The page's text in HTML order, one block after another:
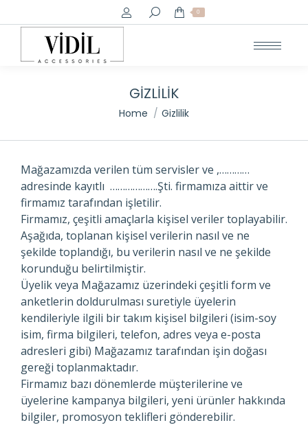
Search: 0
GIZLILIK
You are here:
Home Gizlilik
Mağazamızda verilen tüm servisler ve ,…………
adresinde kayıtlı ……………….Şti. firmamıza aittir ve
firmamız tarafından işletilir.
Firmamız, çeşitli amaçlarla kişisel veriler toplayabilir.
Aşağıda, toplanan kişisel verilerin nasıl ve ne
şekilde toplandığı, bu verilerin nasıl ve ne şekilde
korunduğu belirtilmiştir.
Üyelik veya Mağazamız üzerindeki çeşitli form ve
anketlerin doldurulması suretiyle üyelerin
kendileriyle ilgili bir takım kişisel bilgileri (isim-soy
isim, firma bilgileri, telefon, adres veya e-posta
adresleri gibi) Mağazamız tarafından işin doğası
gereği toplanmaktadır.
Firmamız bazı dönemlerde müşterilerine ve
üyelerine kampanya bilgileri, yeni ürünler hakkında
bilgiler, promosyon teklifleri gönderebilir.